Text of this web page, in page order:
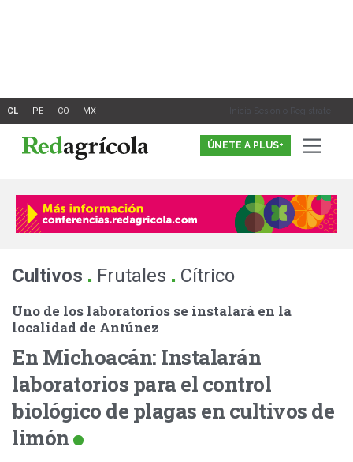
Inicia Sesión o Registrate
ÚNETE A PLUS+
Cultivos . Frutales . Cítrico
Uno de los laboratorios se instalará en la
localidad de Antúnez
En Michoacán: Instalarán
laboratorios para el control
biológico de plagas en cultivos de
limón